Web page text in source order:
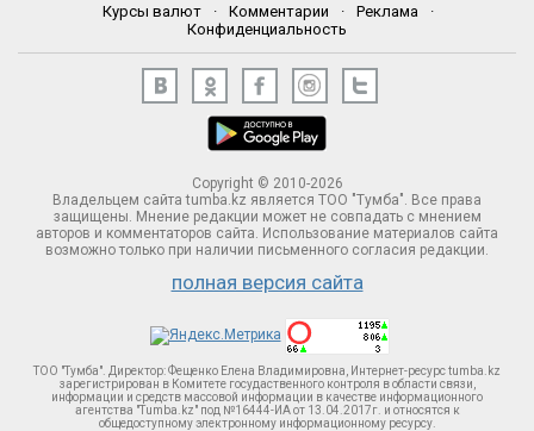
Курсы валют · Комментарии · Реклама
·
Конфиденциальность
Copyright © 2010-2026
Владельцем сайта tumba.kz является ТОО "Тумба". Все права
защищены. Мнение редакции может не совпадать с мнением
авторов и комментаторов сайта. Использование материалов сайта
возможно только при наличии письменного согласия редакции.
полная версия сайта
ТОО "Тумба". Директор: Фещенко Елена Владимировна, Интернет-ресурс tumba.kz
зарегистрирован в Комитете госудаственного контроля в области связи,
информации и средств массовой информации в качестве информационного
агентства "Tumba.kz" под №16444-ИА от 13.04.2017г. и относятся к
общедоступному электронному информационному ресурсу.